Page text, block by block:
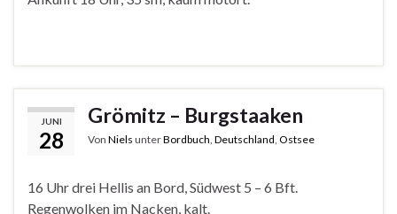
JUNI
28
Grömitz – Burgstaaken
Von Niels unterBordbuch, Deutschland, Ostsee
16 Uhr drei Hellis an Bord, Südwest 5 – 6 Bft.
Regenwolken im Nacken, kalt.